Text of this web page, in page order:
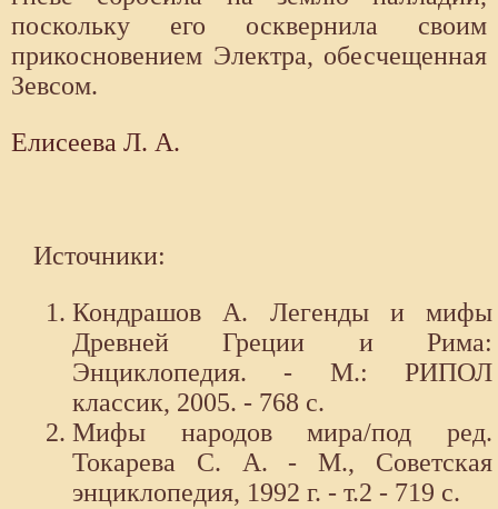
поскольку его осквернила своим
прикосновением Электра, обесчещен­ная
Зевсом.
Елисеева Л. А.
Источники:
Кондрашов А. Легенды и мифы
Древней Греции и Рима:
Энциклопедия. - М.: РИПОЛ
классик, 2005. - 768 с.
Мифы народов мира/под ред.
Токарева С. А. - М., Советская
энциклопедия, 1992 г. - т.2 - 719 с.